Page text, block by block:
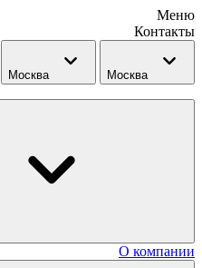
Меню
Контакты
Москва Москва
О компании